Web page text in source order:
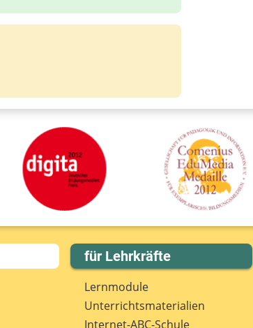
für Lehrkräfte
Lernmodule
Unterrichts­materialien
Internet-ABC-Schule